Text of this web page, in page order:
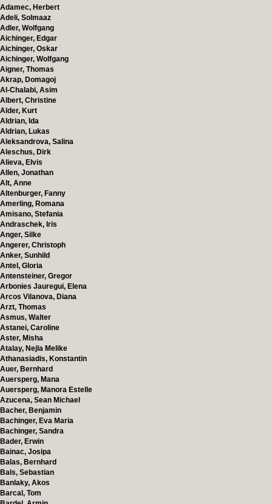
Adamec, Herbert
Adeli, Solmaaz
Adler, Wolfgang
Aichinger, Edgar
Aichinger, Oskar
Aichinger, Wolfgang
Aigner, Thomas
Akrap, Domagoj
Al-Chalabi, Asim
Albert, Christine
Alder, Kurt
Aldrian, Ida
Aldrian, Lukas
Aleksandrova, Salina
Aleschus, Dirk
Alieva, Elvis
Allen, Jonathan
Alt, Anne
Altenburger, Fanny
Amerling, Romana
Amisano, Stefania
Andraschek, Iris
Anger, Silke
Angerer, Christoph
Anker, Sunhild
Antel, Gloria
Antensteiner, Gregor
Arbonies Jauregui, Elena
Arcos Vilanova, Diana
Arzt, Thomas
Asmus, Walter
Astanei, Caroline
Aster, Misha
Atalay, Nejla Melike
Athanasiadis, Konstantin
Auer, Bernhard
Auersperg, Mana
Auersperg, Manora Estelle
Azucena, Sean Michael
Bacher, Benjamin
Bachinger, Eva Maria
Bachinger, Sandra
Bader, Erwin
Bainac, Josipa
Balas, Bernhard
Bals, Sebastian
Banlaky, Akos
Barcal, Tom